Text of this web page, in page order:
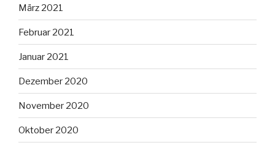
März 2021
Februar 2021
Januar 2021
Dezember 2020
November 2020
Oktober 2020